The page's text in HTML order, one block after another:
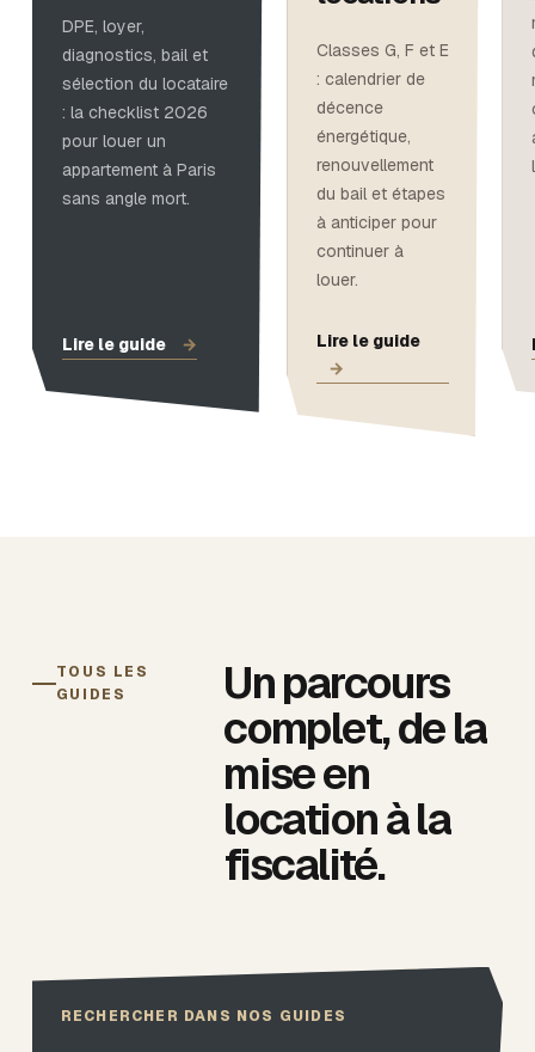
DPE, loyer,
diagnostics, bail et
sélection du locataire
: la checklist 2026
pour louer un
appartement à Paris
sans angle mort.
Lire le guide →
Classes G, F et E
: calendrier de
décence
énergétique,
renouvellement
du bail et étapes
à anticiper pour
continuer à
louer.
Lire le guide
→
TOUS LES
GUIDES
Un parcours
complet, de la
mise en
location à la
fiscalité.
RECHERCHER DANS NOS GUIDES